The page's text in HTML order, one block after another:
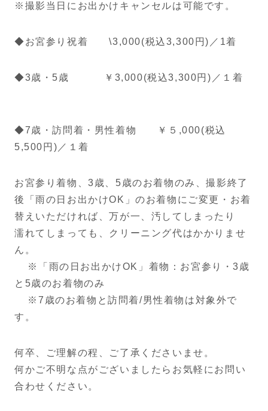
※撮影当日にお出かけキャンセルは可能です。
◆お宮参り祝着 \3,000(税込3,300円)／1着
◆3歳・5歳 ￥3,000(税込3,300円)／１着
◆7歳・訪問着・男性着物 ￥５,000(税込
5,500円)／１着
お宮参り着物、3歳、5歳のお着物のみ、撮影終了
後「雨の日お出かけOK」のお着物にご変更・お着
替えいただければ、万が一、汚してしまったり
濡れてしまっても、クリーニング代はかかりませ
ん。
※「雨の日お出かけOK」着物：お宮参り・3歳
と5歳のお着物のみ
※7歳のお着物と訪問着/男性着物は対象外で
す。
何卒、ご理解の程、ご了承くださいませ。
何かご不明な点がございましたらお気軽にお問い
合わせください。